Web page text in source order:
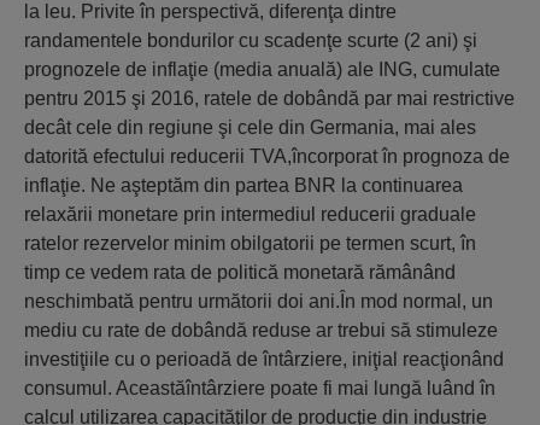
la leu. Privite în perspectivă, diferenţa dintre
randamentele bondurilor cu scadenţe scurte (2 ani) şi
prognozele de inflaţie (media anuală) ale ING, cumulate
pentru 2015 şi 2016, ratele de dobândă par mai restrictive
decât cele din regiune şi cele din Germania, mai ales
datorită efectului reducerii TVA,încorporat în prognoza de
inflaţie. Ne aşteptăm din partea BNR la continuarea
relaxării monetare prin intermediul reducerii graduale
ratelor rezervelor minim obilgatorii pe termen scurt, în
timp ce vedem rata de politică monetară rămânând
neschimbată pentru următorii doi ani.În mod normal, un
mediu cu rate de dobândă reduse ar trebui să stimuleze
investiţiile cu o perioadă de întârziere, iniţial reacţionând
consumul. Aceastăîntârziere poate fi mai lungă luând în
calcul utilizarea capacităţilor de producţie din industrie